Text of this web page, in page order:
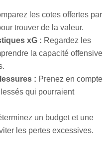
les cotes offertes par
trouver de la valeur.
xG : Regardez les
la capacité offensive
: Prenez en compte
qui pourraient
un budget et une
les pertes excessives.